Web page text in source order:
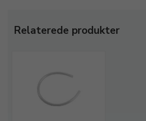
Relaterede produkter